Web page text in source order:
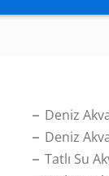
Deniz
Deniz
Tatlı Su